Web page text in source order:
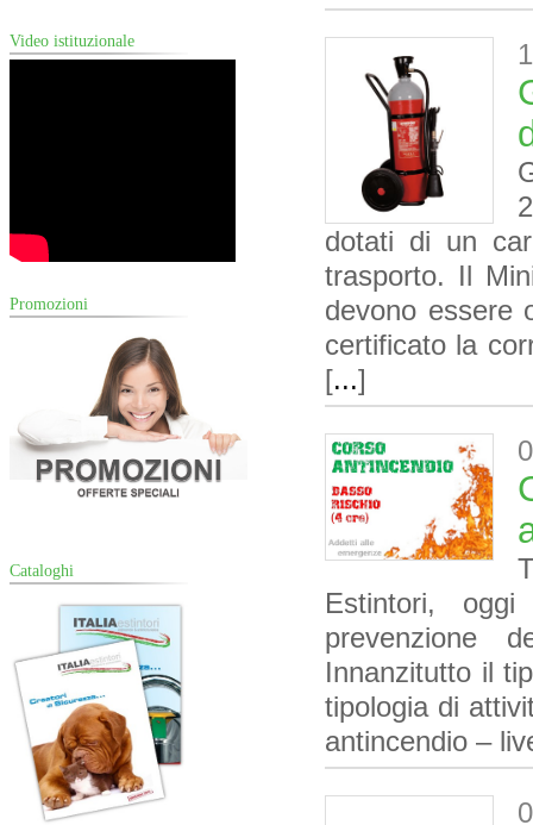
Video istituzionale
Promozioni
Cataloghi
dotati di un
trasporto. Il
devono essere
certificato la
[...]
Estintori,
prevenzione
Innanzitutto il
tipologia di
antincendio –